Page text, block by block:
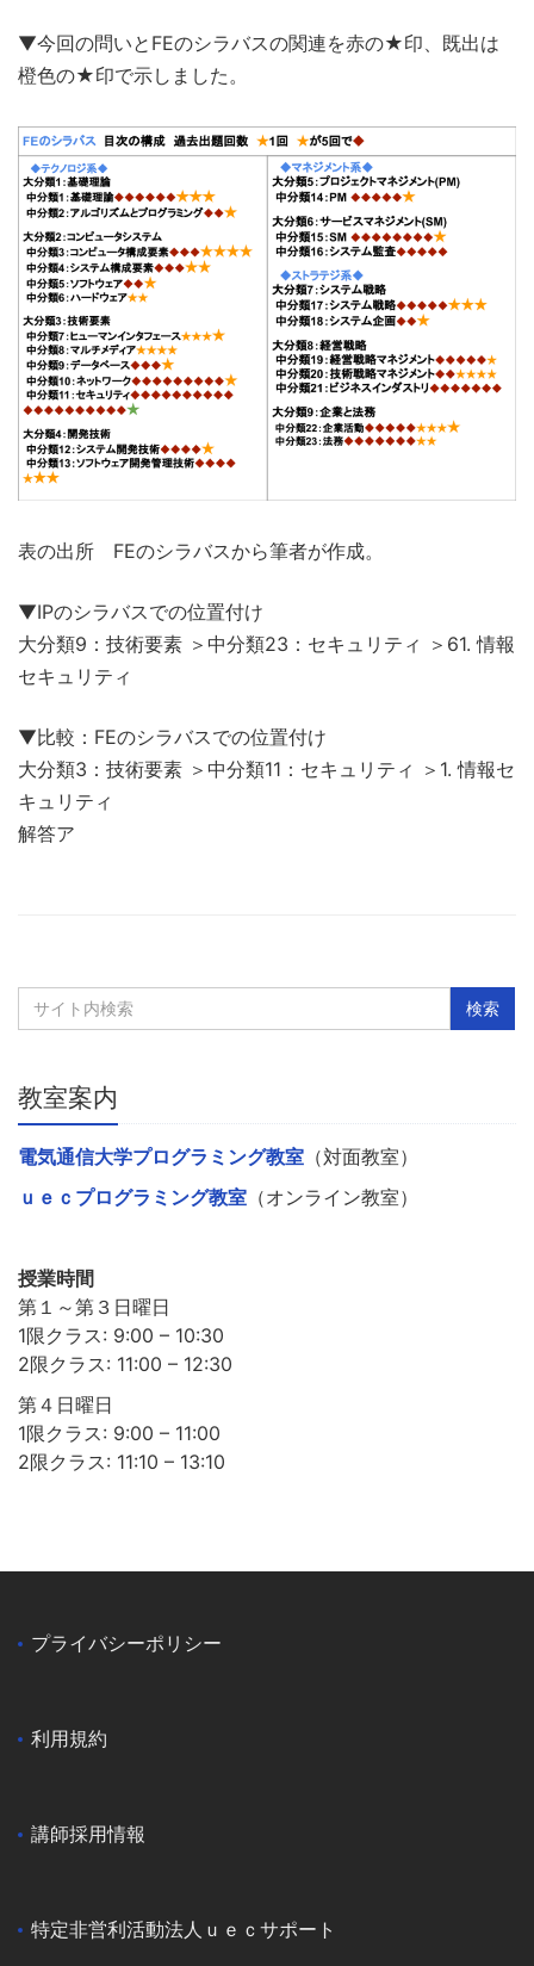
▼今回の問いとFEのシラバスの関連を赤の★印、既出は
橙色の★印で示しました。
表の出所 FEのシラバスから筆者が作成。
▼IPのシラバスでの位置付け
大分類9：技術要素 ＞中分類23：セキュリティ ＞61. 情報
セキュリティ
▼比較：FEのシラバスでの位置付け
大分類3：技術要素 ＞中分類11：セキュリティ ＞1. 情報セ
キュリティ
解答ア
教室案内
電気通信大学プログラミング教室 （対面教室）
ｕｅｃプログラミング教室 （オンライン教室）
授業時間
第１～第３日曜日
1限クラス: 9:00 – 10:30
2限クラス: 11:00 – 12:30
第４日曜日
1限クラス: 9:00 – 11:00
2限クラス: 11:10 – 13:10
プライバシーポリシー
利用規約
講師採用情報
特定非営利活動法人ｕｅｃサポート